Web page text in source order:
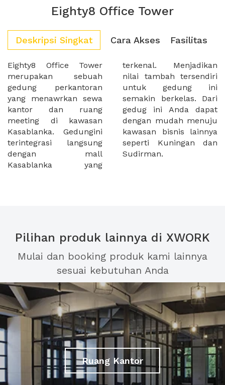
Eighty8 Office Tower
Deskripsi Singkat Cara Akses Fasilitas
Eighty8 Office Tower
merupakan sebuah
gedung perkantoran
yang menawrkan sewa
kantor dan ruang
meeting di kawasan
Kasablanka. Gedungini
terintegrasi langsung
dengan mall
Kasablanka yang
terkenal. Menjadikan
nilai tambah tersendiri
untuk gedung ini
semakin berkelas. Dari
gedug ini Anda dapat
dengan mudah menuju
kawasan bisnis lainnya
seperti Kuningan dan
Sudirman.
Pilihan produk lainnya di XWORK
Mulai dan booking produk kami lainnya
sesuai kebutuhan Anda
Ruang Kantor